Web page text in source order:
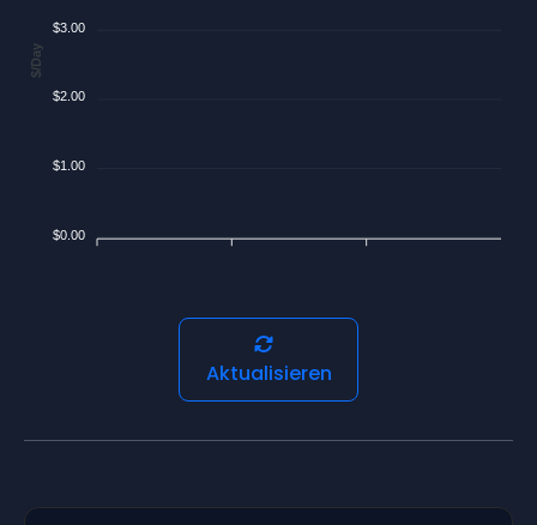
$3.00
$2.00
$1.00
$0.00
$/Day
Aktualisieren